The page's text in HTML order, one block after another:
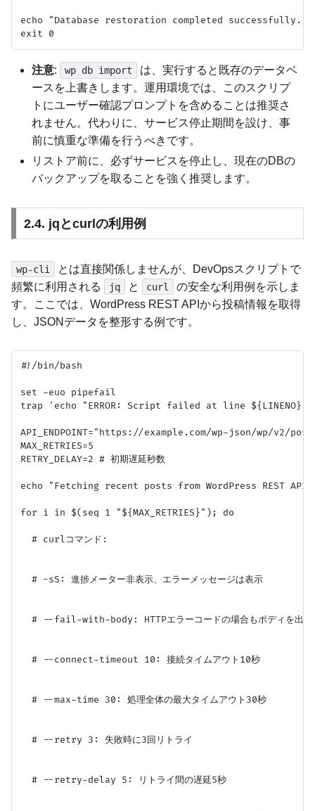
echo "Database restoration completed successfully."
注意: wp db import
は、実行すると既存のデータベ
ースを上書きします。運用環境では、このスクリプ
トにユーザー確認プロンプトを含めることは推奨さ
れません。代わりに、サービス停止期間を設け、事
前に慎重な準備を行うべきです。
リストア前に、必ずサービスを停止し、現在のDBの
バックアップを取ることを強く推奨します。
2.4. jqとcurlの利用例
wp-cli
とは直接関係しませんが、DevOpsスクリプトで
頻繁に利用される
jq と curl
の安全な利用例を示しま
す。ここでは、WordPress REST APIから投稿情報を取得
し、JSONデータを整形する例です。
#!/bin/bash
set -euo pipefail
trap 'echo "ERROR: Script failed at line
API_ENDPOINT="https://example.com/wp-json/wp/v2/
MAX_RETRIES=5
RETRY_DELAY=2 # 初期遅延秒数
echo "Fetching recent posts from WordPress REST API
for i in $(seq 1 "${MAX_RETRIES}"); do
  # curlコマンド:
  # -sS: 進捗メーター非表示、エラーメッセージは表示
# --fail-with-body: HTTPエラーコードの場合もボディを出力
  # --connect-timeout 10: 接続タイムアウト10秒
  # --max-time 30: 処理全体の最大タイムアウト30秒
  # --retry 3: 失敗時に3回リトライ
  # --retry-delay 5: リトライ間の遅延5秒